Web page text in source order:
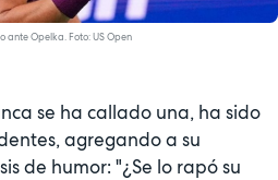
ante Opelka. Foto: US Open
se ha callado una, ha sido
agregando a su
de humor: "¿Se lo rapó su